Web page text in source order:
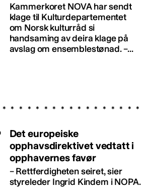
Kammerkoret NOVA har sendt
klage til Kulturdepartementet
om Norsk kulturråd si
handsaming av deira klage på
avslag om ensemblestønad. –...
Det europeiske
opphavsdirektivet vedtatt i
opphavernes favør
– Rettferdigheten seiret, sier
styreleder Ingrid Kindem i NOPA.